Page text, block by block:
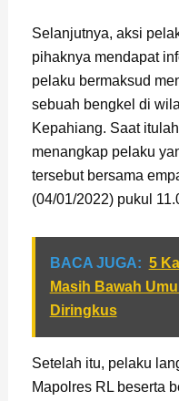
Selanjutnya, aksi
pihaknya mendapat
pelaku bermaksud
sebuah bengkel di
Kepahiang. Saat
menangkap pelaku
tersebut bersama
(04/01/2022) pukul
BACA JUGA: 5
Masih Bawah
Diringkus
Setelah itu, pelaku
Mapolres RL beserta